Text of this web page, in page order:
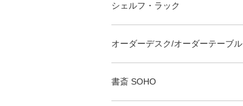
シェルフ・ラック
オーダーデスク/オーダーテーブル
書斎 SOHO